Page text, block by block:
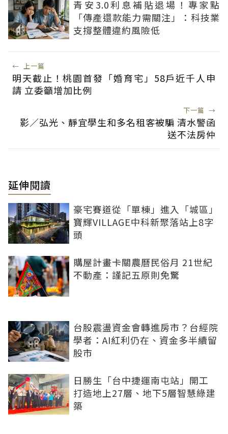
青安3.0利息補貼退場！專家點
「傳產還款能力需關注」：科技業
支撐整體違約風險低
← 上一篇
明天截止！桃園首發「婚育宅」58戶近千人申
請 立委籲增加比例
下一篇 →
影／弘光、靜宜學生和多名租客被騙 清水警函
送不法房仲
延伸閱讀
豪宅賽道從「單棟」進入「城區」
寶輝VILLAGE中科新聚落站上8字
頭
購屋計畫卡關農曆民俗月 21世紀
不動產：謹記五原則免驚
台股震盪資金會轉進房市？台經院
學者：AI紅利仍在、資金多半續留
股市
日勝生「台中捷運南屯站」開工
打造地上27層、地下5層智慧綠建
築